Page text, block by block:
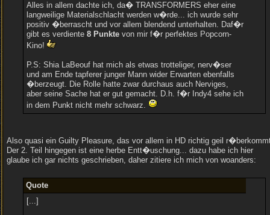
Alles in allem dachte ich, da� TRANSFORMERS eher eine
langweilige Materialschlacht werden w�rde... ich wurde sehr
positiv �berrascht und vor allem blendend unterhalten. Daf�r
gibt es verdiente 8 Punktevon mir f�r perfektes Popcorn-
Kino!
P.S: Shia LaBeouf hat mich als etwas trotteliger, nerv�ser
und am Ende tapferer junger Mann wider Erwarten ebenfalls
�berzeugt. Die Rolle hatte zwar durchaus auch Nerviges,
aber seine Sache hat er gut gemacht. D.h. f�r Indy4 sehe ich
in dem Punkt nicht mehr schwarz.
Also quasi ein Guilty Pleasure, das vor allem in HD richtig geil
Der 2. Teil hingegen ist eine herbe Entt�uschung... dazu habe ich hier
glaube ich gar nichts geschrieben, daher zitiere ich mich von woanders:
Quote
[...]